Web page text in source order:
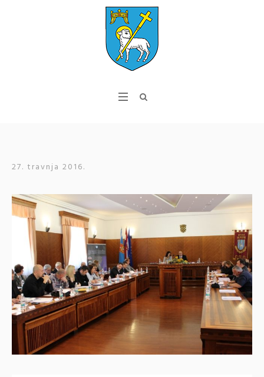
27. travnja 2016.